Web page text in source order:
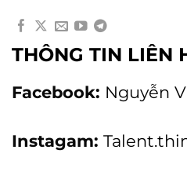
THÔNG TIN LIÊN
Facebook: Nguyễn
Instagam: